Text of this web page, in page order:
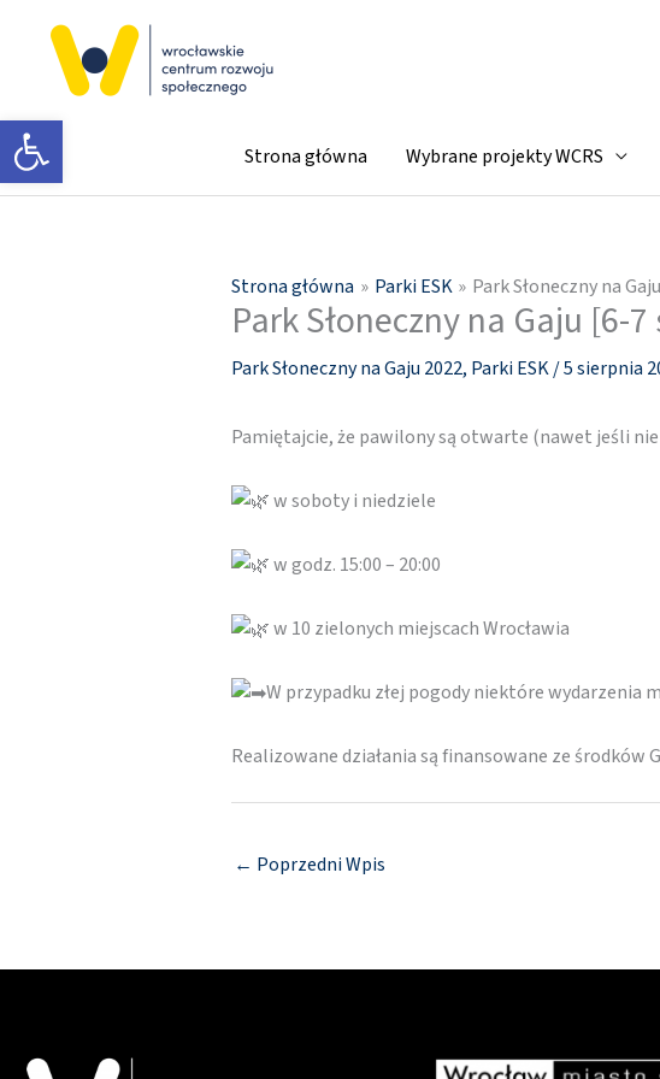
Otwórz pasek narzędzi Strona główna Wybrane projekty WCRS
Strona główna Parki ESK Park Słoneczny na
Park Słoneczny na Gaju [6-
Park Słoneczny na Gaju 2022, Parki ESK/5 sierpnia
Pamiętajcie, że pawilony są otwarte (nawet jeśli
w soboty i niedziele
w godz. 15:00 – 20:00
w 10 zielonych miejscach Wrocławia
W przypadku złej pogody niektóre wydarzenia
Realizowane działania są finansowane ze środków
← Poprzedni Wpis